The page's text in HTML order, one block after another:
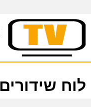
לוח שידורים יומי: